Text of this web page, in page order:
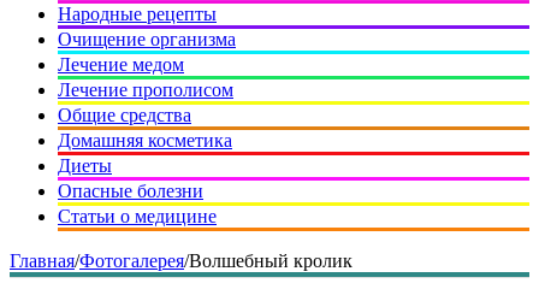
Народные рецепты
Очищение организма
Лечение медом
Лечение прополисом
Общие средства
Домашняя косметика
Диеты
Опасные болезни
Статьи о медицине
Главная/Фотогалерея/Волшебный кролик